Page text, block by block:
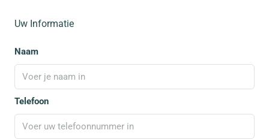
Uw Informatie
Naam
Telefoon